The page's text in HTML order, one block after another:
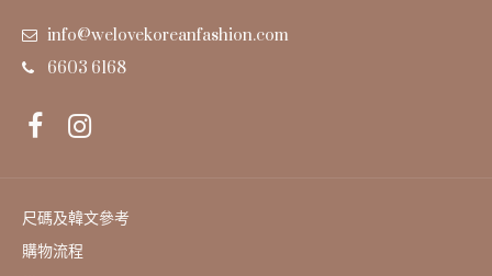
leelin - [당신을 기다리는 해바라기 체인 목걸이]♡韓國女裝頸
info@welovekoreanfashion.com
6603 6168
尺碼及韓文參考
購物流程